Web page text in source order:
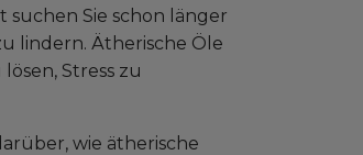
suchen Sie schon länger
lindern. Ätherische Öle
Stress zu
wie ätherische